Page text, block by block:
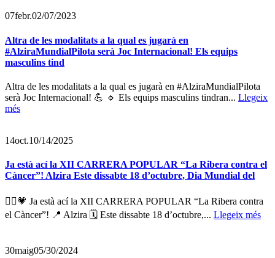
07febr.02/07/2023
Altra de les modalitats a la qual es jugarà en
#AlziraMundialPilota serà Joc Internacional! Els equips
masculins tind
Altra de les modalitats a la qual es jugarà en #AlziraMundialPilota
serà Joc Internacional! 💪 🔹 Els equips masculins tindran... Llegeix
més
14oct.10/14/2025
Ja està ací la XII CARRERA POPULAR “La Ribera contra el
Càncer”! Alzira Este dissabte 18 d’octubre, Dia Mundial del
🏃‍♀️💗 Ja està ací la XII CARRERA POPULAR “La Ribera contra
el Càncer”! 📍 Alzira 🗓 Este dissabte 18 d’octubre,... Llegeix més
30maig05/30/2024